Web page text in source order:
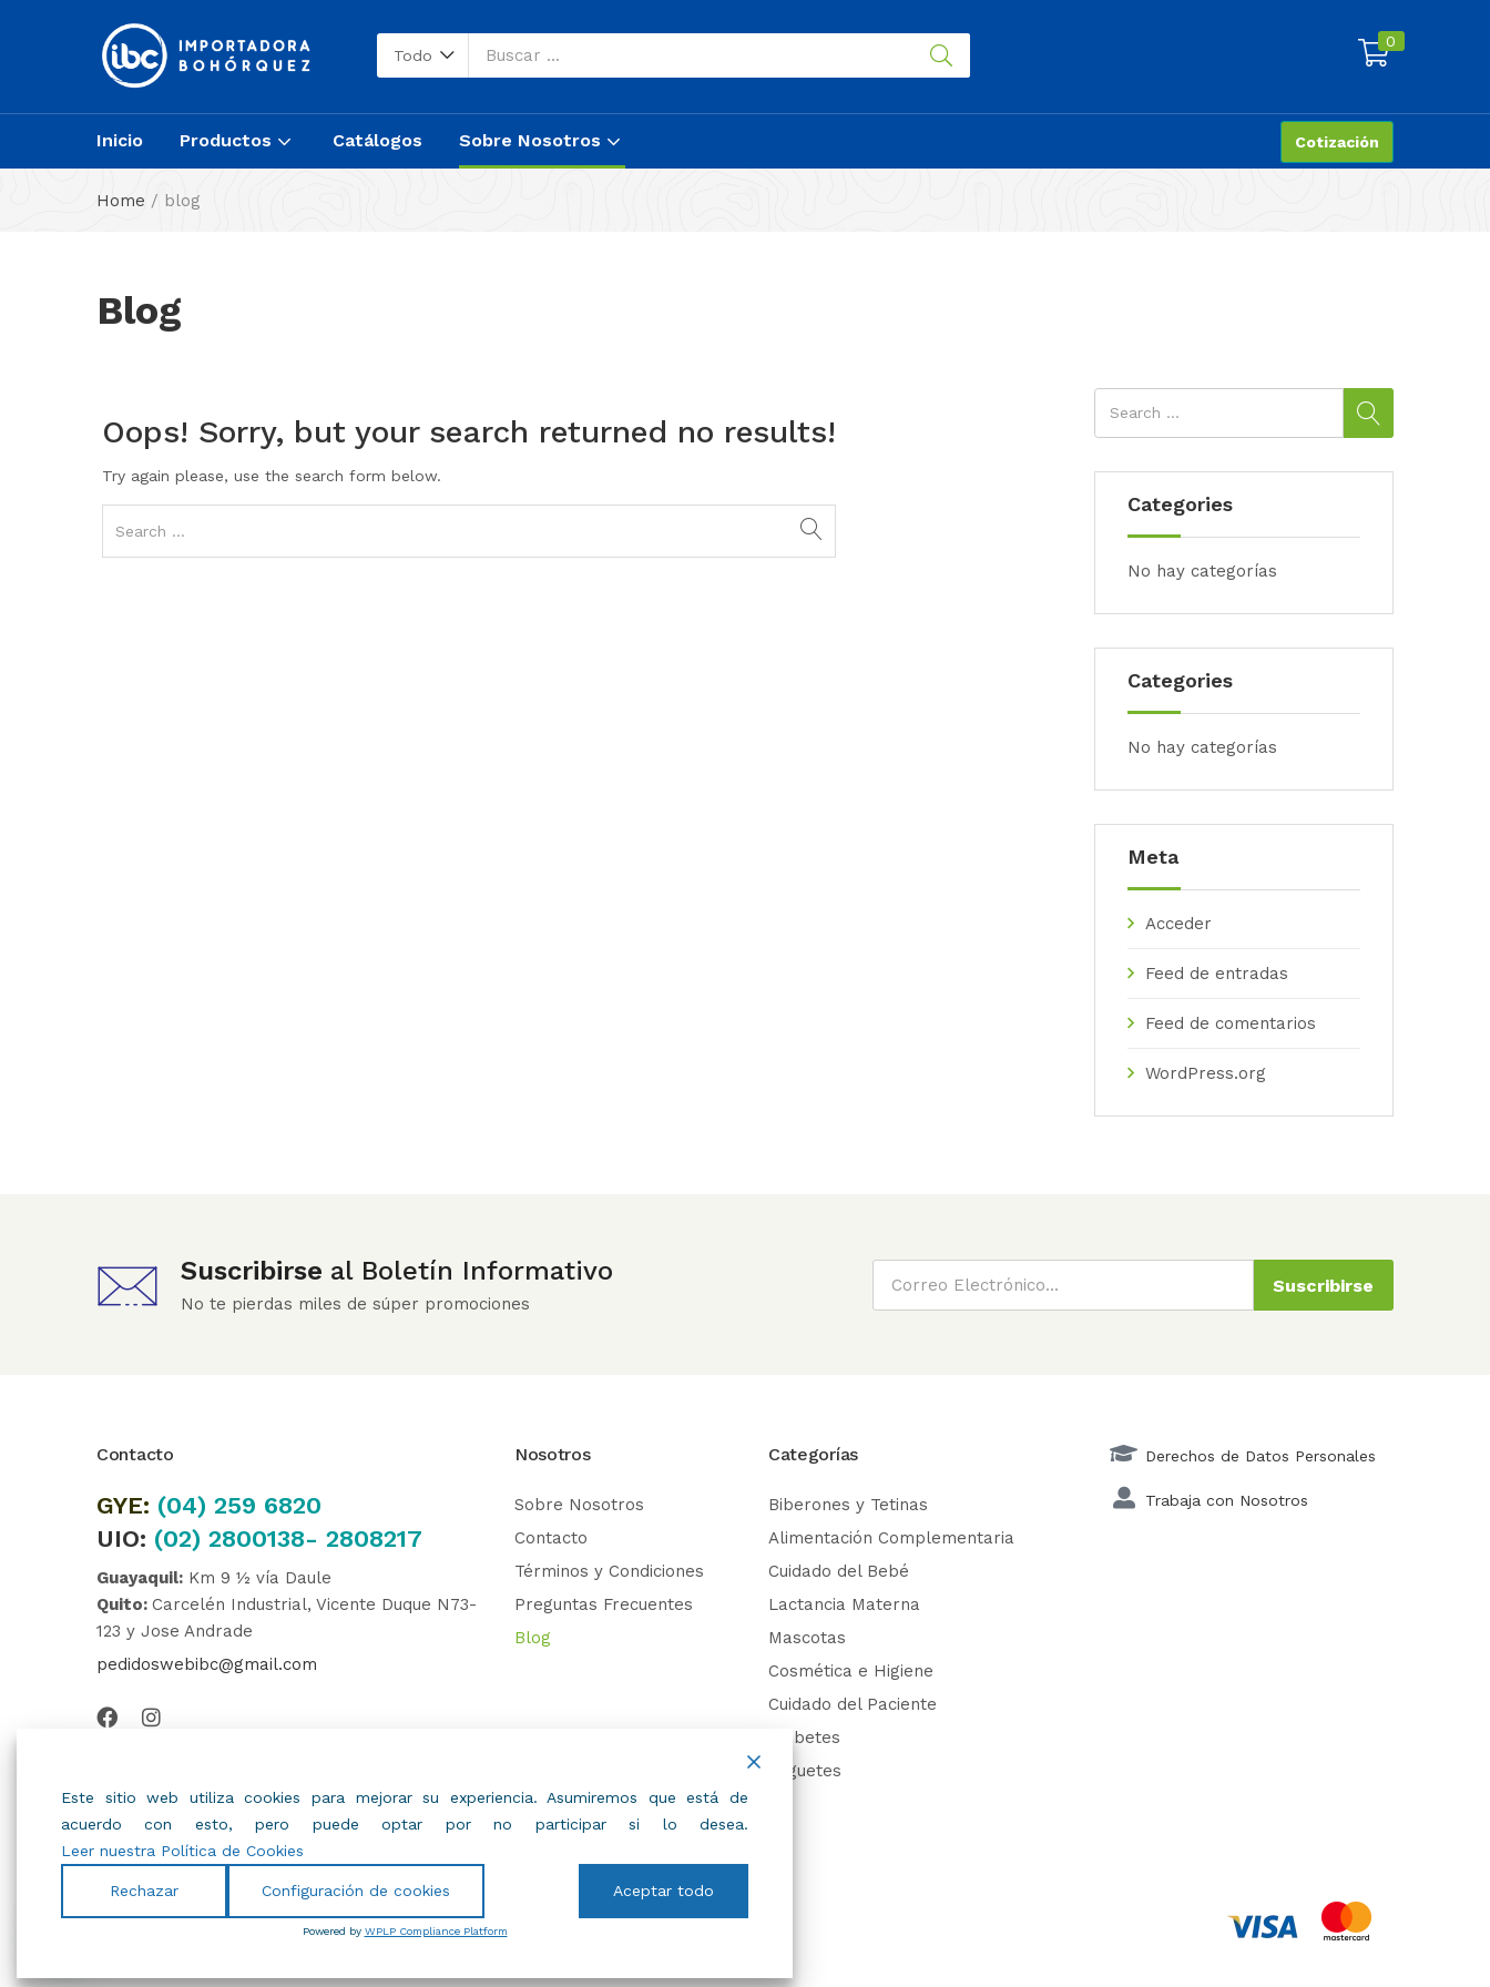
Todo
0
Inicio Productos Catálogos Sobre Nosotros Cotización
Home / blog
Blog
Categories
No hay categorías
Categories
No hay categorías
Meta
Acceder
Feed de entradas
Feed de comentarios
WordPress.org
Oops! Sorry, but your search returned no results!
Try again please, use the search form below.
Suscribirse al Boletín Informativo
No te pierdas miles de súper promociones
Suscribirse
Contacto
GYE: (04) 259 6820
UIO: (02) 2800138- 2808217
Guayaquil: Km 9 ½ vía Daule
Quito: Carcelén Industrial, Vicente Duque N73-
123 y Jose Andrade
pedidoswebibc@gmail.com
Nosotros
Sobre Nosotros
Contacto
Términos y Condiciones
Preguntas Frecuentes
Blog
Categorías
Biberones y Tetinas
Alimentación Complementaria
Cuidado del Bebé
Lactancia Materna
Mascotas
Cosmética e Higiene
Cuidado del Paciente
Diabetes
Juguetes
Derechos de Datos Personales
Trabaja con Nosotros
Todos Los Derechos Reservados.
Este sitio web utiliza cookies para mejorar su experiencia. Asumiremos que está de
acuerdo con esto, pero puede optar por no participar si lo desea.
Leer nuestra Política de Cookies
Rechazar Configuración de cookies Aceptar todo
Powered by WPLP Compliance Platform